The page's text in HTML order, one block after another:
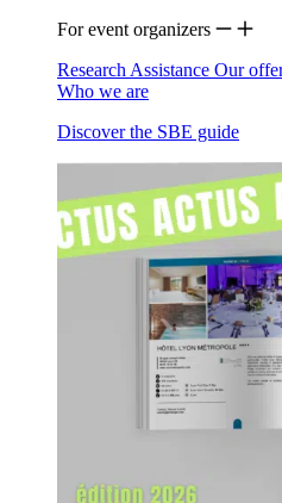
For event organizers
Research Assistance Our
Who we are
Discover the SBE guide